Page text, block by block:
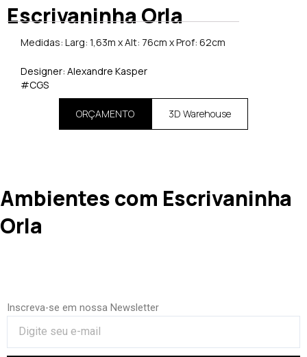
Escrivaninha Orla
Medidas: Larg: 1,63m x Alt: 76cm x Prof: 62cm
Designer: Alexandre Kasper
#CGS
ORÇAMENTO 3D Warehouse
Ambientes com Escrivaninha
Orla
Inscreva-se em nossa Newsletter